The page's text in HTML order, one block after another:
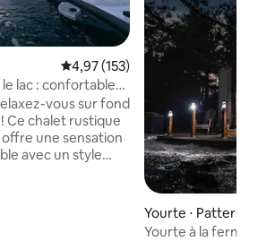
Évaluation moyenne sur la
4,97 (153)
lac : confortable
vous sur fond
Ce chalet rustique
une sensation
avec un style
Yourte ⋅
Yourte à la ferme